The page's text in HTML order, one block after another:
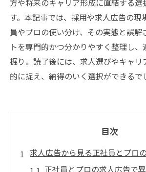
方や将来のキャリア形成に直結する選
す。本記事では、採用や求人広告の現
員やプロの使い分け、その実態と誤解
トを専門的かつ分かりやすく整理し
掘り。読了後には、求人選びやキャリ
的に捉え、納得のいく選択ができるで
目次
求人広告から見る正社員とプロ
正社員とプロの求人広告で